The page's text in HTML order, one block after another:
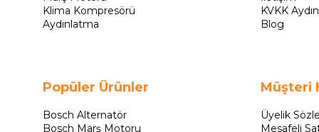
Klima Kompresörü
Aydınlatma
Popüler Ürünler
Bosch Alternatör
Bosch Marş Motoru
KVKK
Blog
Müşteri
Üyelik
Mesafeli